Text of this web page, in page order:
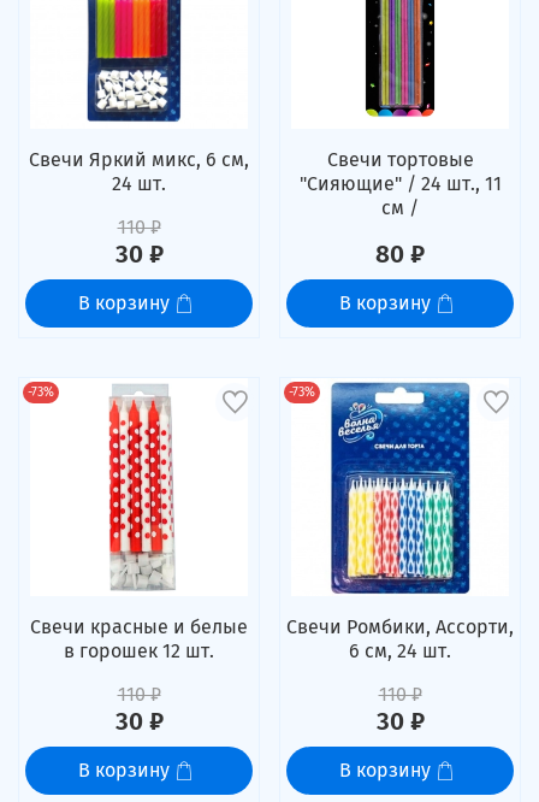
Свечи Яркий микс, 6 см,
24 шт.
110 ₽
30 ₽
В корзину
Свечи тортовые
"Сияющие" / 24 шт., 11
см /
80 ₽
В корзину
-73%
Свечи красные и белые
в горошек 12 шт.
110 ₽
30 ₽
В корзину
-73%
Свечи Ромбики, Ассорти,
6 см, 24 шт.
110 ₽
30 ₽
В корзину